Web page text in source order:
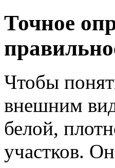
Точное
Чтобы
внешним
белой,
участков.